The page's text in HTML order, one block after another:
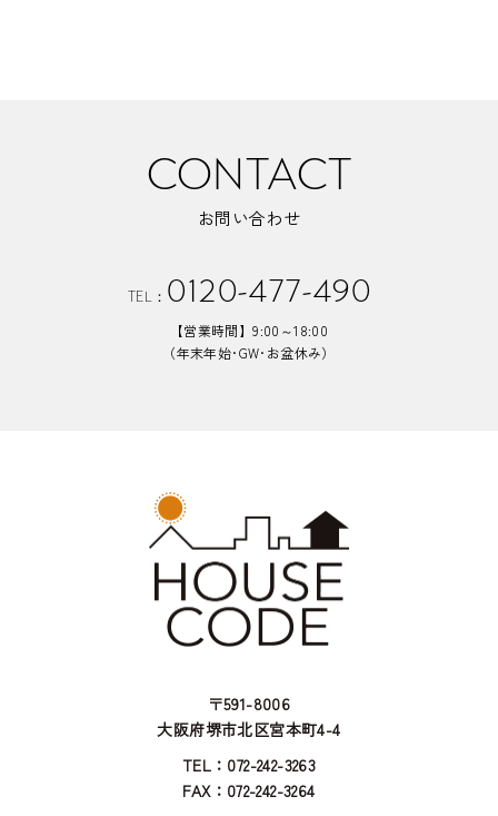
CONTACT
お問い合わせ
TEL： 0120-477-490
【営業時間】9:00～18:00
（年末年始･GW･お盆休み）
〒591-8006
大阪府堺市北区宮本町4-4
TEL：072-242-3263
FAX：072-242-3264